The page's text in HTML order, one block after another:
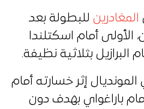
المغادرين للبطولة بعد
الأولى أمام اسكتلندا
البرازيل بثلاثية نظيفة.
إثر خسارته أمام
بنتيجة 0-2 ثم أمام باراغواي بهدف دون